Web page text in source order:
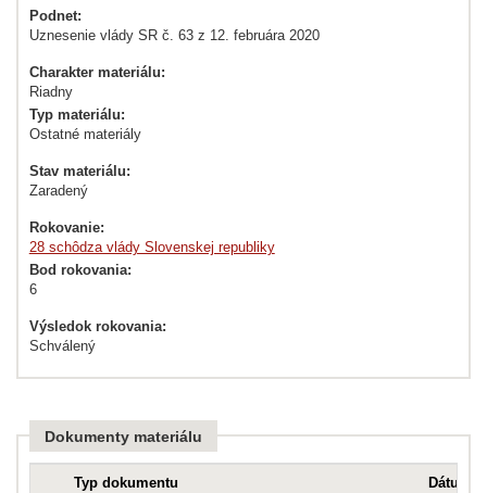
Podnet:
Uznesenie vlády SR č. 63 z 12. februára 2020
Charakter materiálu:
Riadny
Typ materiálu:
Ostatné materiály
Stav materiálu:
Zaradený
Rokovanie:
28 schôdza vlády Slovenskej republiky
Bod rokovania:
6
Výsledok rokovania:
Schválený
Dokumenty materiálu
Typ dokumentu Dátum